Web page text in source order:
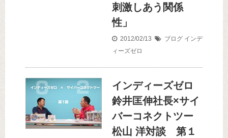
刺激しあう関係
性」
2012/02/13 ブログ インデ
ィーズゼロ
インディーズゼロ
鈴井匡伸社長×サイ
バーコネクトツー
松山 洋対談 第１